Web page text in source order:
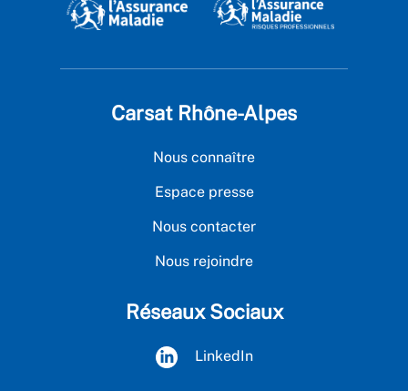
Carsat Rhône-Alpes
Nous connaître
Espace presse
Nous contacter
Nous rejoindre
Réseaux Sociaux
LinkedIn